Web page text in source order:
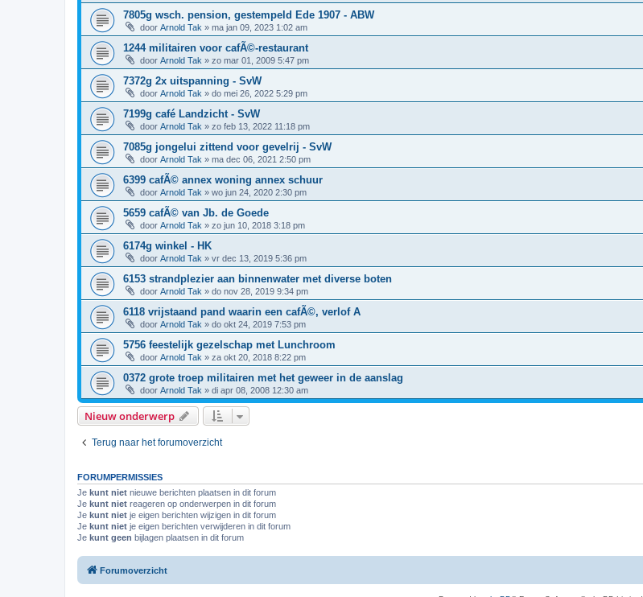
7805g wsch. pension, gestempeld Ede 1907 - ABW
door Arnold Tak » ma jan 09, 2023 1:02 am
1244 militairen voor cafÃ©-restaurant
door Arnold Tak » zo mar 01, 2009 5:47 pm
7372g 2x uitspanning - SvW
door Arnold Tak » do mei 26, 2022 5:29 pm
7199g café Landzicht - SvW
door Arnold Tak » zo feb 13, 2022 11:18 pm
7085g jongelui zittend voor gevelrij - SvW
door Arnold Tak » ma dec 06, 2021 2:50 pm
6399 cafÃ© annex woning annex schuur
door Arnold Tak » wo jun 24, 2020 2:30 pm
5659 cafÃ© van Jb. de Goede
door Arnold Tak » zo jun 10, 2018 3:18 pm
6174g winkel - HK
door Arnold Tak » vr dec 13, 2019 5:36 pm
6153 strandplezier aan binnenwater met diverse boten
door Arnold Tak » do nov 28, 2019 9:34 pm
6118 vrijstaand pand waarin een cafÃ©, verlof A
door Arnold Tak » do okt 24, 2019 7:53 pm
5756 feestelijk gezelschap met Lunchroom
door Arnold Tak » za okt 20, 2018 8:22 pm
0372 grote troep militairen met het geweer in de aanslag
door Arnold Tak » di apr 08, 2008 12:30 am
Nieuw onderwerp
Terug naar het forumoverzicht
FORUMPERMISSIES
Je kunt niet nieuwe berichten plaatsen in dit forum
Je kunt niet reageren op onderwerpen in dit forum
Je kunt niet je eigen berichten wijzigen in dit forum
Je kunt niet je eigen berichten verwijderen in dit forum
Je kunt geen bijlagen plaatsen in dit forum
Forumoverzicht